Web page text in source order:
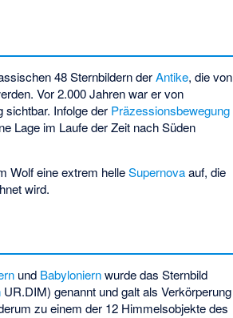
48 Sternbildern derAntike, die von
Vor 2.000 Jahren war er von
sichtbar. Infolge der Präzessionsbewegung
Lage im Laufe der Zeit nach Süden
Wolf eine extrem helleSupernovaauf, die
wird.
und Babyloniernwurde das Sternbild
UR.DIM) genannt und galt als Verkörperung
zu einem der 12 Himmelsobjekte des